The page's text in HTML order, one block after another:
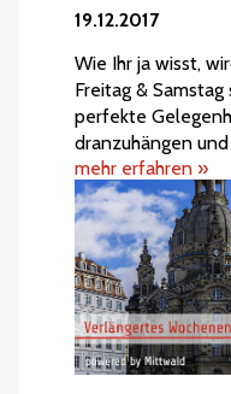
19.12.2017
Wie Ihr ja wisst,
Freitag &
perfekte
dranzuhängen
mehr erfahren »